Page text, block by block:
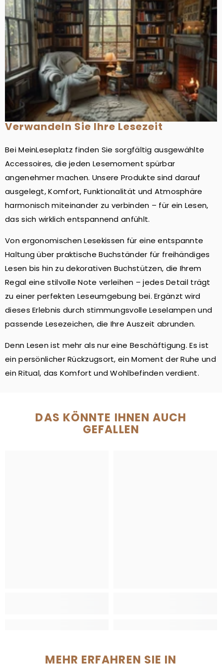
Verwandeln Sie Ihre Lesezeit
Bei MeinLeseplatz finden Sie sorgfältig ausgewählte
Accessoires, die jeden Lesemoment spürbar
angenehmer machen. Unsere Produkte sind darauf
ausgelegt, Komfort, Funktionalität und Atmosphäre
harmonisch miteinander zu verbinden – für ein Lesen,
das sich wirklich entspannend anfühlt.
Von ergonomischen Lesekissen für eine entspannte
Haltung über praktische Buchständer für freihändiges
Lesen bis hin zu dekorativen Buchstützen, die Ihrem
Regal eine stilvolle Note verleihen – jedes Detail trägt
zu einer perfekten Leseumgebung bei. Ergänzt wird
dieses Erlebnis durch stimmungsvolle Leselampen und
passende Lesezeichen, die Ihre Auszeit abrunden.
Denn Lesen ist mehr als nur eine Beschäftigung. Es ist
ein persönlicher Rückzugsort, ein Moment der Ruhe und
ein Ritual, das Komfort und Wohlbefinden verdient.
DAS KÖNNTE IHNEN AUCH
GEFALLEN
MEHR ERFAHREN SIE IN